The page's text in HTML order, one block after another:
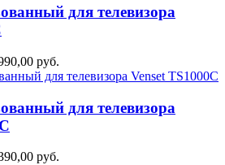
для телевизора
руб.
для телевизора
руб.